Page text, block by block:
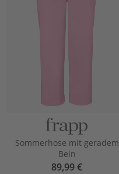
Sommerhose mit geradem
Bein
89,99 €